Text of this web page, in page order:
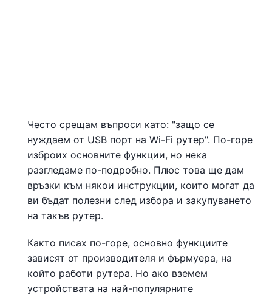
Често срещам въпроси като: "защо се
нуждаем от USB порт на Wi-Fi рутер". По-горе
изброих основните функции, но нека
разгледаме по-подробно. Плюс това ще дам
връзки към някои инструкции, които могат да
ви бъдат полезни след избора и закупуването
на такъв рутер.
Както писах по-горе, основно функциите
зависят от производителя и фърмуера, на
който работи рутера. Но ако вземем
устройствата на най-популярните